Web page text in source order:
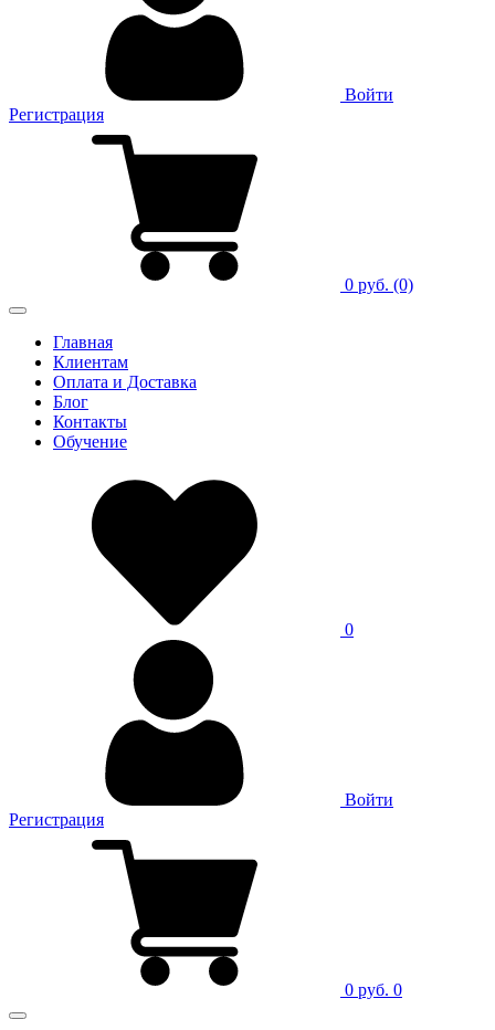
Войти
Регистрация
0 руб. (0)
Главная
Клиентам
Оплата и Доставка
Блог
Контакты
Обучение
0
Войти
Регистрация
0 руб. 0